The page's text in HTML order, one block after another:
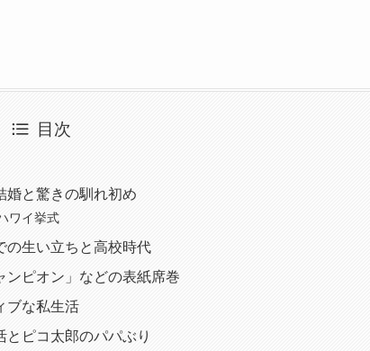
目次
婚と驚きの馴れ初め
ワイ挙式
の生い立ちと高校時代
ンピオン」などの表紙席巻
ブな私生活
ピコ太郎のパパぶり